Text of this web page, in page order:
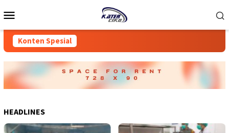
ke
Mobile
Konten Spesial
HEADLINES